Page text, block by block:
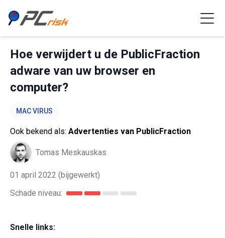
Hoe verwijdert u de PublicFraction
adware van uw browser en
computer?
MAC VIRUS
Ook bekend als: Advertenties van PublicFraction
Tomas Meskauskas
01 april 2022 (bijgewerkt)
Schade niveau:
Snelle links: